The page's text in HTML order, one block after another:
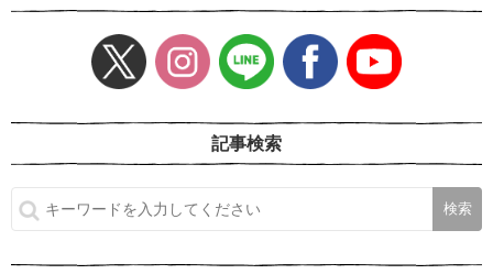
記事検索